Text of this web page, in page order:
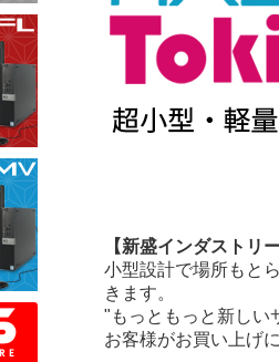
【新盛インダスト
小型設計で場所もと
きます。
"もっともっと新しい
お客様がお買い上げ